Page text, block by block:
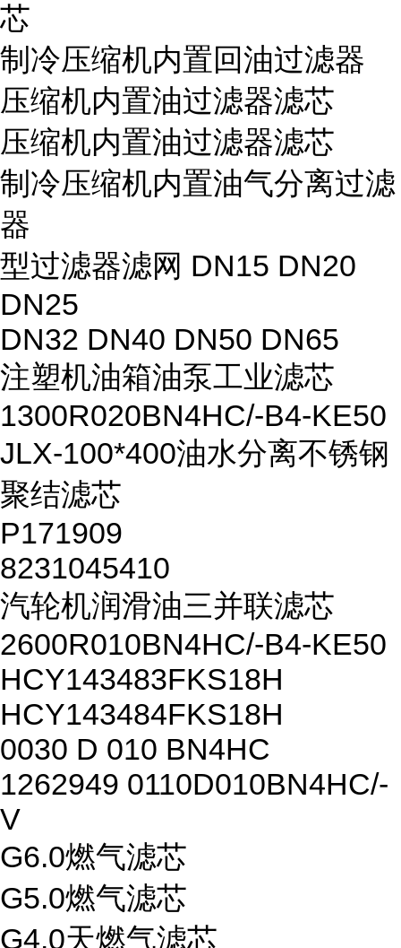
芯
制冷压缩机内置回油过滤器
压缩机内置油过滤器滤芯
压缩机内置油过滤器滤芯
制冷压缩机内置油气分离过滤
器
型过滤器滤网 DN15 DN20
DN25
DN32 DN40 DN50 DN65
注塑机油箱油泵工业滤芯
1300R020BN4HC/-B4-KE50
JLX-100*400油水分离不锈钢
聚结滤芯
P171909
8231045410
汽轮机润滑油三并联滤芯
2600R010BN4HC/-B4-KE50
HCY143483FKS18H
HCY143484FKS18H
0030 D 010 BN4HC
1262949 0110D010BN4HC/-
V
G6.0燃气滤芯
G5.0燃气滤芯
G4.0天燃气滤芯